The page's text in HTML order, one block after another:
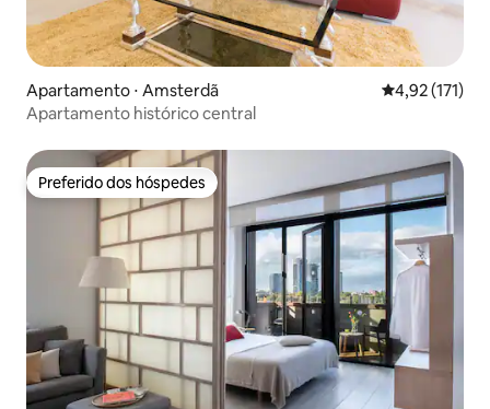
Apartamento ⋅ Amsterdã 4,92 de uma
4,92 (171)
Apartamento histórico central
Preferido dos hóspedes
Preferido dos hóspedes